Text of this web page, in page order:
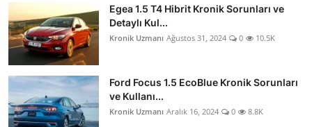
Egea 1.5 T4 Hibrit Kronik Sorunları ve
Detaylı Kul...
Kronik Uzmanı Ağustos 31, 2024 0 10.5K
Ford Focus 1.5 EcoBlue Kronik Sorunları
ve Kullanı...
Kronik Uzmanı Aralık 16, 2024 0 8.8K